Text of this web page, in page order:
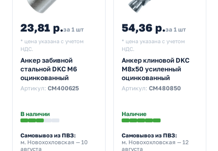
23,81 р.за 1 шт
* цена указана с учетом
НДС.
Анкер забивной
стальной DKC М6
оцинкованный
Артикул: CM400625
В наличии
Самовывоз из ПВЗ:
м. Новохохловская — 10
августа
54,36 р.за 1 шт
* цена указана с учетом
НДС.
Анкер клиновой DKC
М8х50 усиленный
оцинкованный
Артикул: CM480850
Наличие
Самовывоз из ПВЗ:
м. Новохохловская — 12
августа